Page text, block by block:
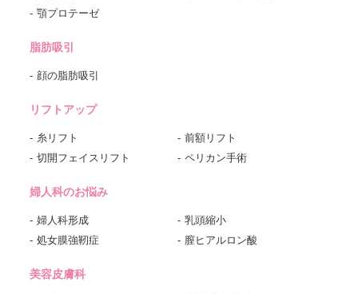
顎プロテーゼ
脂肪吸引
顔の脂肪吸引
リフトアップ
糸リフト
前額リフト
切開フェイスリフト
ペリカン手術
婦人科のお悩み
婦人科形成
乳頭縮小
処女膜強靭症
膣ヒアルロン酸
美容皮膚科